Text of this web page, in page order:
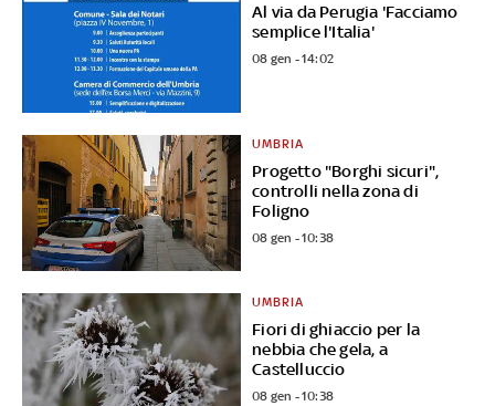
Al via da Perugia 'Facciamo
semplice l'Italia'
08 gen - 14:02
Progetto "Borghi sicuri",
controlli nella zona di
Foligno
UMBRIA
08 gen - 10:38
Fiori di ghiaccio per la
nebbia che gela, a
Castelluccio
UMBRIA
08 gen - 10:38